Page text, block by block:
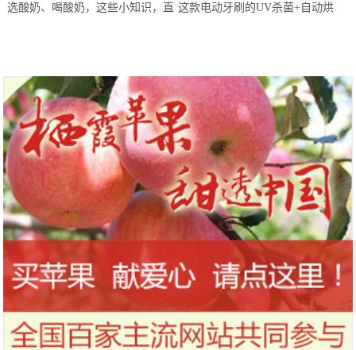
选酸奶、喝酸奶，这些小知识，直 这款电动牙刷的UV杀菌+自动烘